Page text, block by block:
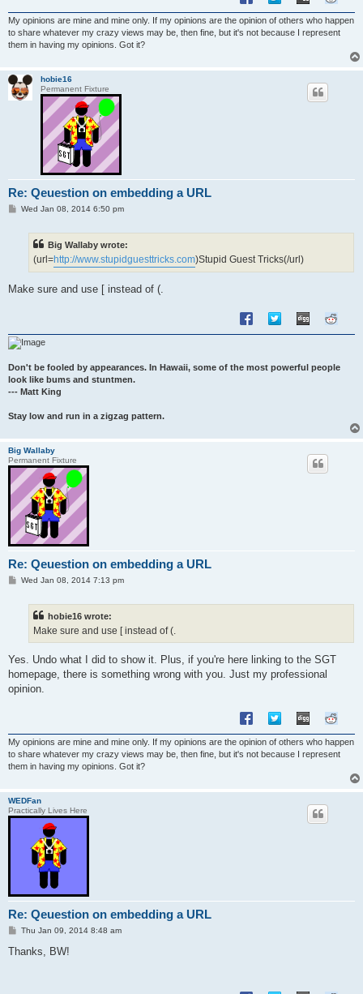
My opinions are mine and mine only. If my opinions are the opinion of others who happen
to share whatever my crazy views may be, then fine, but it's not because I represent
them in having my opinions. Got it?
hobie16
Permanent Fixture
Re: Qeuestion on embedding a URL
PWed Jan 08, 2014 6:50 pm
Big Wallaby wrote:
(url=http://www.stupidguesttricks.com)Stupid Guest Tricks(/url)
Make sure and use [ instead of (.
Don't be fooled by appearances. In Hawaii, some of the most powerful people
look like bums and stuntmen.
--- Matt King
Stay low and run in a zigzag pattern.
Big Wallaby
Permanent Fixture
Re: Qeuestion on embedding a URL
PWed Jan 08, 2014 7:13 pm
hobie16 wrote:
Make sure and use [ instead of (.
Yes. Undo what I did to show it. Plus, if you're here linking to the SGT
homepage, there is something wrong with you. Just my professional
opinion.
My opinions are mine and mine only. If my opinions are the opinion of others who happen
to share whatever my crazy views may be, then fine, but it's not because I represent
them in having my opinions. Got it?
WEDFan
Practically Lives Here
Re: Qeuestion on embedding a URL
P
s
Thu Jan 09, 2014 8:48 am
Thanks, BW!